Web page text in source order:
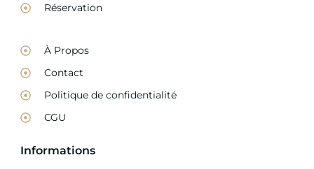
Réservation
À Propos
Contact
Politique de confidentialité
CGU
Informations